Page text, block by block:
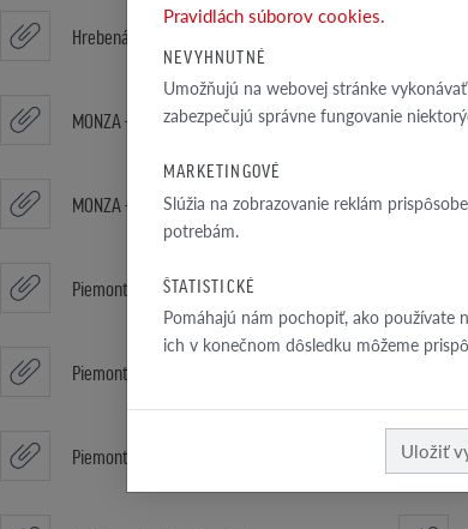
Hrebenáča vrchný
MONZA - Antracitová engoba
MONZA - Edená engoba
Piemont anténny komplet
Piemont škridla vetracia
Piemont škridla okrajová pravá
Pravidlách súborov cookies.
NEVYHNUTNÉ
Umožňujú na webovej stránke
zabezpečujú správne fungovanie
MARKETINGOVÉ
Slúžia na zobrazovanie reklám
potrebám.
ŠTATISTICKÉ
Pomáhajú nám pochopiť, ako používate
ich v konečnom dôsledku môžeme
Uložiť